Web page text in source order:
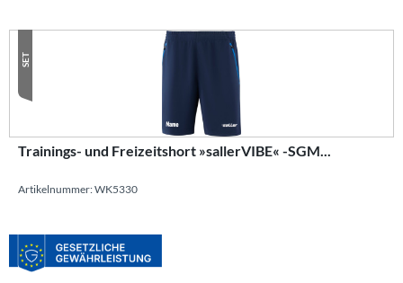
SET
Trainings- und Freizeitshort »sallerVIBE« -SGM...
Artikelnummer: WK5330